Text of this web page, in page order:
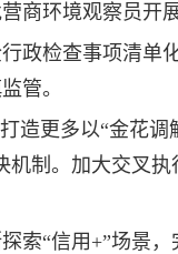
商环境观察员开
政检查事项清单
管。
造更多以“金花
机制。加大交叉
索“信用+”场景